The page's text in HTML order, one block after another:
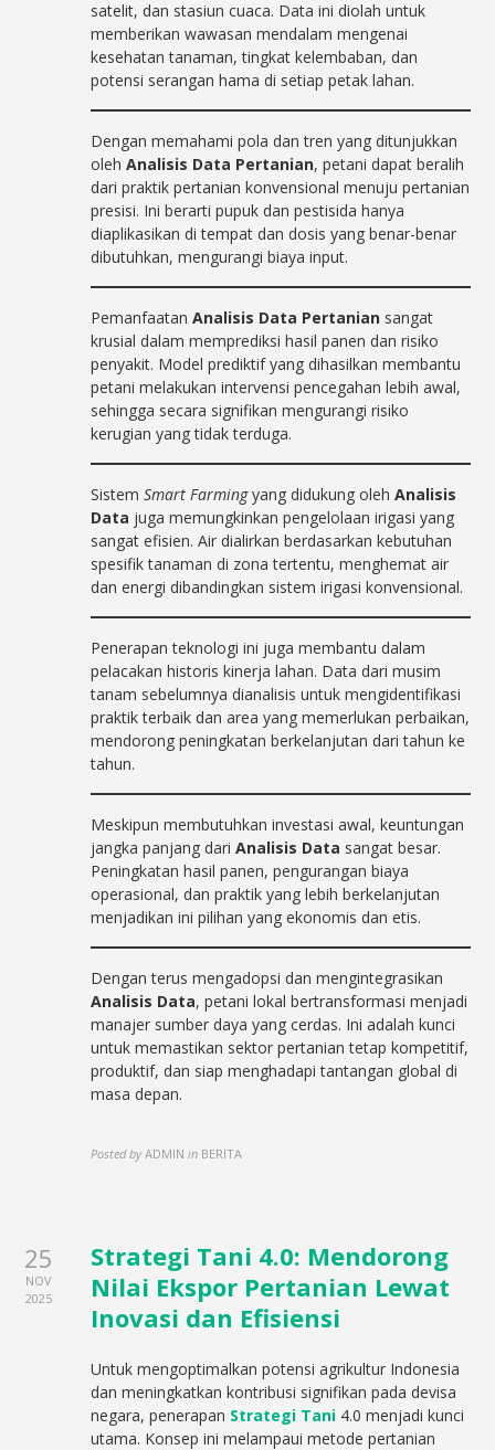
satelit, dan stasiun cuaca. Data ini diolah untuk
memberikan wawasan mendalam mengenai
kesehatan tanaman, tingkat kelembaban, dan
potensi serangan hama di setiap petak lahan.
Dengan memahami pola dan tren yang ditunjukkan
olehAnalisis Data Pertanian, petani dapat beralih
dari praktik pertanian konvensional menuju pertanian
presisi. Ini berarti pupuk dan pestisida hanya
diaplikasikan di tempat dan dosis yang benar-benar
dibutuhkan, mengurangi biaya input.
PemanfaatanAnalisis Data Pertanian sangat
krusial dalam memprediksi hasil panen dan risiko
penyakit. Model prediktif yang dihasilkan membantu
petani melakukan intervensi pencegahan lebih awal,
sehingga secara signifikan mengurangi risiko
kerugian yang tidak terduga.
SistemSmart Farmingyang didukung olehAnalisis
Data juga memungkinkan pengelolaan irigasi yang
sangat efisien. Air dialirkan berdasarkan kebutuhan
spesifik tanaman di zona tertentu, menghemat air
dan energi dibandingkan sistem irigasi konvensional.
Penerapan teknologi ini juga membantu dalam
pelacakan historis kinerja lahan. Data dari musim
tanam sebelumnya dianalisis untuk mengidentifikasi
praktik terbaik dan area yang memerlukan perbaikan,
mendorong peningkatan berkelanjutan dari tahun ke
tahun.
Meskipun membutuhkan investasi awal, keuntungan
jangka panjang dariAnalisis Data sangat besar.
Peningkatan hasil panen, pengurangan biaya
operasional, dan praktik yang lebih berkelanjutan
menjadikan ini pilihan yang ekonomis dan etis.
Dengan terus mengadopsi dan mengintegrasikan
Analisis Data, petani lokal bertransformasi menjadi
manajer sumber daya yang cerdas. Ini adalah kunci
untuk memastikan sektor pertanian tetap kompetitif,
produktif, dan siap menghadapi tantangan global di
masa depan.
Posted by ADMIN in BERITA
25
NOV
2025
Strategi Tani 4.0: Mendorong
Nilai Ekspor Pertanian Lewat
Inovasi dan Efisiensi
Untuk mengoptimalkan potensi agrikultur Indonesia
dan meningkatkan kontribusi signifikan pada devisa
negara, penerapan Strategi Tani 4.0 menjadi kunci
utama. Konsep ini melampaui metode pertanian